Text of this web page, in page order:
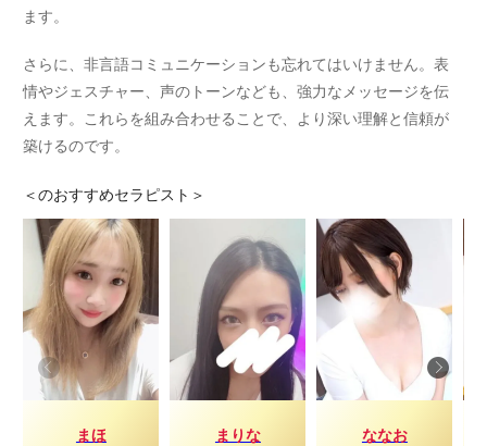
ます。
さらに、非言語コミュニケーションも忘れてはいけません。表
情やジェスチャー、声のトーンなども、強力なメッセージを伝
えます。これらを組み合わせることで、より深い理解と信頼が
築けるのです。
＜のおすすめセラピスト＞
まほ まりな ななお